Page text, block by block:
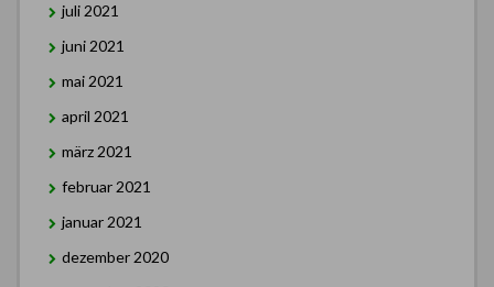
juli 2021
juni 2021
mai 2021
april 2021
märz 2021
februar 2021
januar 2021
dezember 2020